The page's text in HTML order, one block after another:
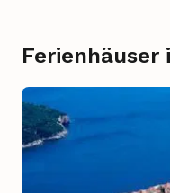
Ferienhäuser